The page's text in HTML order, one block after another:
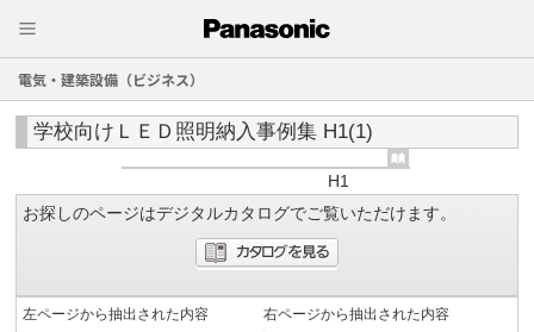
電気・建築設備（ビジネス）
学校向けＬＥＤ照明納入事例集 H1(1)
H1
お探しのページはデジタルカタログでご覧いただけます。
左ページから抽出された内容
右ページから抽出された内容